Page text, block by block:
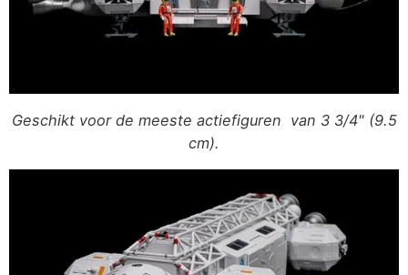
Geschikt voor de meeste actiefiguren van 3 3/4" (9.5
cm).